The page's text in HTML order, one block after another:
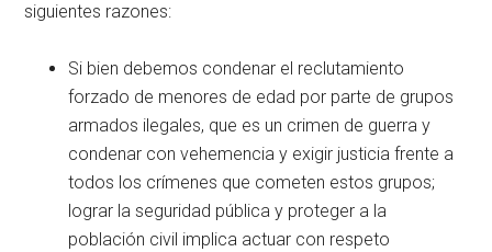
siguientes razones:
Si bien debemos condenar el reclutamiento
forzado de menores de edad por parte de grupos
armados ilegales, que es un crimen de guerra y
condenar con vehemencia y exigir justicia frente a
todos los crímenes que cometen estos grupos;
lograr la seguridad pública y proteger a la
población civil implica actuar con respeto